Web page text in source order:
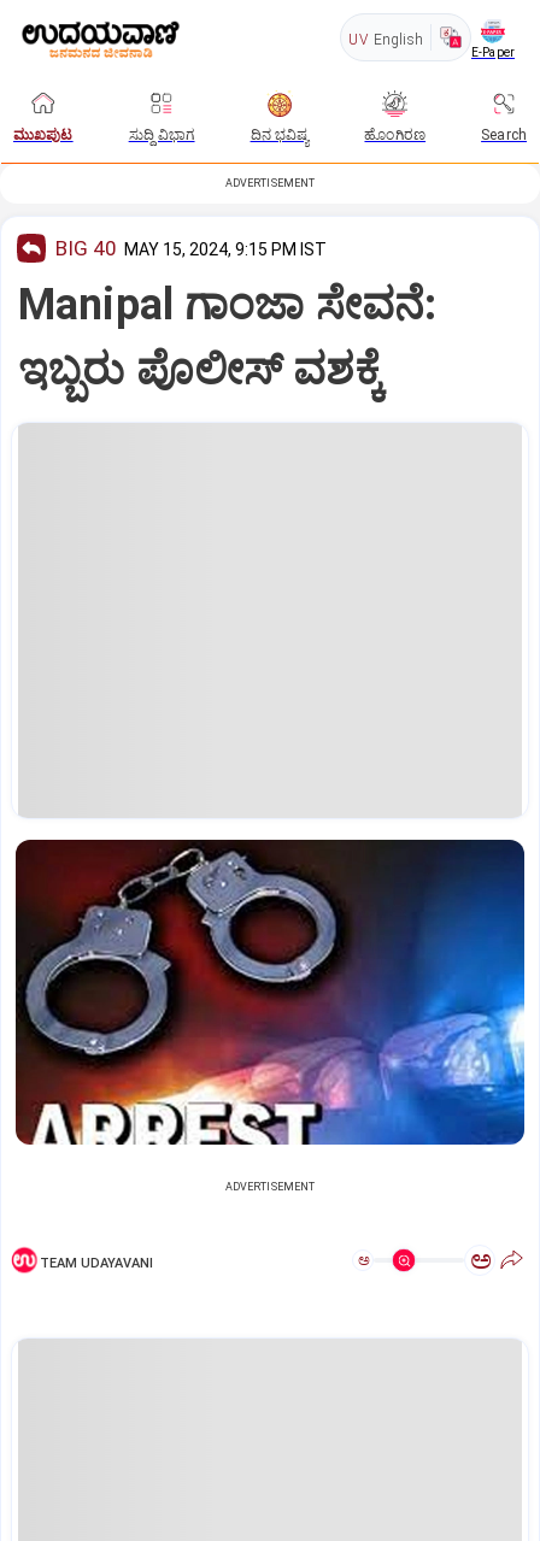
UV English
E-Paper
ಮುಖಪುಟ ಸುದ್ದಿ ವಿಭಾಗ ದಿನ ಭವಿಷ್ಯ ಹೊಂಗಿರಣ Search
ADVERTISEMENT
BIG 40 MAY 15, 2024, 9:15 PM IST
Manipal ಗಾಂಜಾ ಸೇವನೆ:
ಇಬ್ಬರು ಪೊಲೀಸ್ ವಶಕ್ಕೆ
ADVERTISEMENT
TEAM UDAYAVANI ಅ ಅ